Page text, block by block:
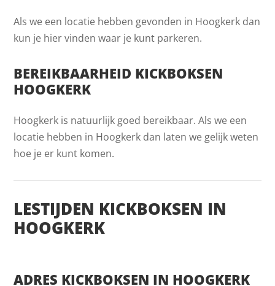
Als we een locatie hebben gevonden in Hoogkerk dan
kun je hier vinden waar je kunt parkeren.
BEREIKBAARHEID KICKBOKSEN
HOOGKERK
Hoogkerk is natuurlijk goed bereikbaar. Als we een
locatie hebben in Hoogkerk dan laten we gelijk weten
hoe je er kunt komen.
LESTIJDEN KICKBOKSEN IN
HOOGKERK
ADRES KICKBOKSEN IN HOOGKERK